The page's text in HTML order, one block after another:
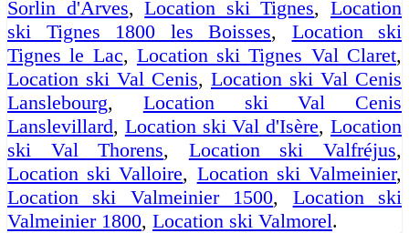
Sorlin d'Arves,Location ski Tignes,Location
ski Tignes 1800 les Boisses, Location ski
Tignes le Lac, Location ski Tignes Val Claret,
Location ski Val Cenis, Location ski Val Cenis
Lanslebourg, Location ski Val Cenis
Lanslevillard, Location ski Val d'Isère,Location
ski Val Thorens, Location ski Valfréjus,
Location ski Valloire, Location ski Valmeinier,
Location ski Valmeinier 1500, Location ski
Valmeinier 1800, Location ski Valmorel.